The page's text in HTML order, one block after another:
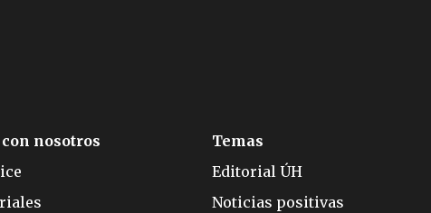
nosotros
Temas
Editorial ÚH
Noticias positivas